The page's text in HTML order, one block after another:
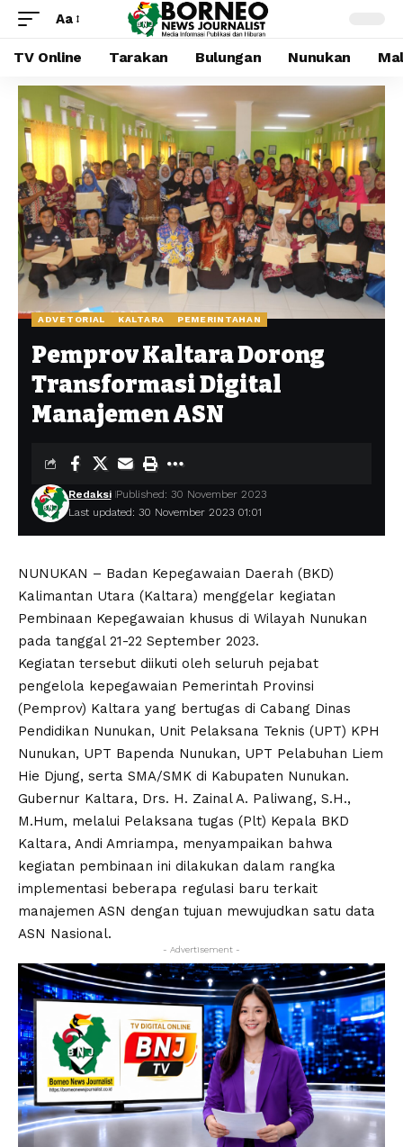
Aa
TV Online Tarakan Bulungan Nunukan
ADVETORIAL KALTARA PEMERINTAHAN
Pemprov Kaltara Dorong
Transformasi Digital
Manajemen ASN
Last updated: 30 November 2023 01:01
Redaksi Published: 30 November 2023
NUNUKAN – Badan Kepegawaian Daerah (BKD)
Kalimantan Utara (Kaltara) menggelar kegiatan
Pembinaan Kepegawaian khusus di Wilayah Nunukan
pada tanggal 21-22 September 2023.
Kegiatan tersebut diikuti oleh seluruh pejabat
pengelola kepegawaian Pemerintah Provinsi
(Pemprov) Kaltara yang bertugas di Cabang Dinas
Pendidikan Nunukan, Unit Pelaksana Teknis (UPT) KPH
Nunukan, UPT Bapenda Nunukan, UPT Pelabuhan Liem
Hie Djung, serta SMA/SMK di Kabupaten Nunukan.
Gubernur Kaltara, Drs. H. Zainal A. Paliwang, S.H.,
M.Hum, melalui Pelaksana tugas (Plt) Kepala BKD
Kaltara, Andi Amriampa, menyampaikan bahwa
kegiatan pembinaan ini dilakukan dalam rangka
implementasi beberapa regulasi baru terkait
manajemen ASN dengan tujuan mewujudkan satu data
ASN Nasional.
- Advertisement -